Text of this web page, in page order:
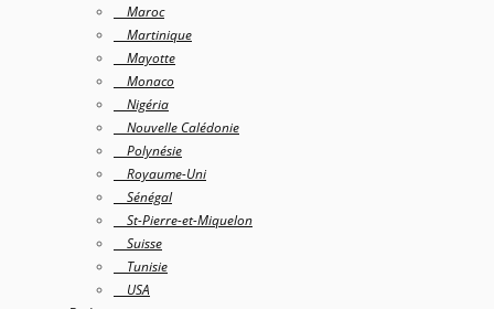
Maroc
Martinique
Mayotte
Monaco
Nigéria
Nouvelle Calédonie
Polynésie
Royaume-Uni
Sénégal
St-Pierre-et-Miquelon
Suisse
Tunisie
USA